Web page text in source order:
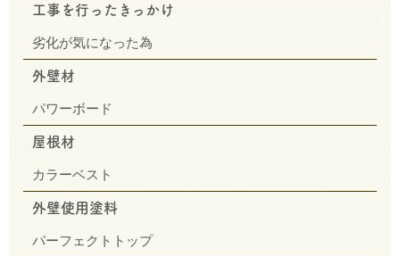
工事を行ったきっかけ
劣化が気になった為
外壁材
パワーボード
屋根材
カラーベスト
外壁使用塗料
パーフェクトトップ